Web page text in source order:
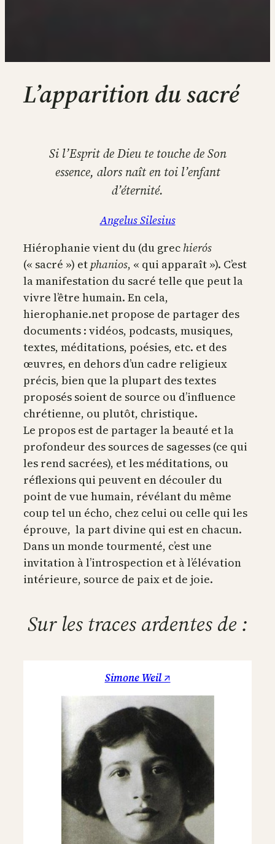
L’apparition du sacré
Si l’Esprit de Dieu te touche de Son
essence, alors naît en toi l’enfant
d’éternité.
Angelus Silesius
Hiérophanie vient du (du grec hierós
(« sacré ») et phanios, « qui apparaît »). C’est
la manifestation du sacré telle que peut la
vivre l’être humain. En cela,
hierophanie.net propose de partager des
documents : vidéos, podcasts, musiques,
textes, méditations, poésies, etc. et des
œuvres, en dehors d’un cadre religieux
précis, bien que la plupart des textes
proposés soient de source ou d’influence
chrétienne, ou plutôt, christique.
Le propos est de partager la beauté et la
profondeur des sources de sagesses (ce qui
les rend sacrées), et les méditations, ou
réflexions qui peuvent en découler du
point de vue humain, révélant du même
coup tel un écho, chez celui ou celle qui les
éprouve, la part divine qui est en chacun.
Dans un monde tourmenté, c’est une
invitation à l’introspection et à l’élévation
intérieure, source de paix et de joie.
Sur les traces ardentes de :
Simone Weil ↗